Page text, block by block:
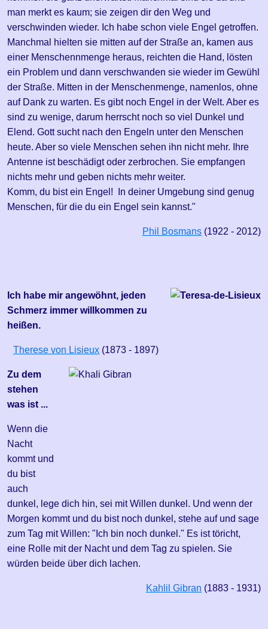
man merkt es kaum; sie zeigen dir den Weg und
verschwinden wieder. Ich habe schon viele Engel getroffen.
Manchmal hielten sie mitten auf der Straße an, kamen aus
einer Menschennmenge heraus, reichten die Hand, lösten
ein Problem und dann verschwanden sie wieder im Gewühl
der Straße. Mitten in der Menschenmenge, namenlos, ohne
auf Dank zu warten. Es gibt noch Engel in der Welt. Aber es
sind zu wenige, darum herrscht noch so viel Dunkel und
Elend. Gott sucht nach den Engeln unter den Menschen
heute. Aber so viele Menschen sehen ihn nicht mehr. Ihre
Antenne ist beschädigt oder zerbrochen. Sie empfangen
nichts mehr und geben nichts mehr weiter.
Komm, du bist ein Engel! In deiner Umgebung sind genug
Menschen, für die du ein Engel sein kannst."
Phil Bosmans (1922 - 2012)
Ich habe mir angewöhnt, jeden
Schmerz immer willkommen zu
heißen.
Therese von Lisieux (1873 - 1897)
Zu dem
stehen
was ist ...
Wenn die
Nacht
kommt und
du bist
auch
dunkel, lege dich hin, sei mit Willen dunkel. Und wenn der
Morgen kommt und du bist noch dunkel, stehe auf und sage
zum Tag mit Willen: "Ich bin noch dunkel." Es ist töricht,
eine Rolle mit der Nacht und dem Tag zu spielen. Sie
würden beide über dich lachen.
Kahlil Gibran (1883 - 1931)